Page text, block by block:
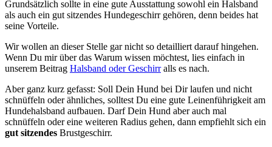
Grundsätzlich sollte in eine gute Ausstattung sowohl ein Halsband
als auch ein gut sitzendes Hundegeschirr gehören, denn beides hat
seine Vorteile.
Wir wollen an dieser Stelle gar nicht so detailliert darauf hingehen.
Wenn Du mir über das Warum wissen möchtest, lies einfach in
unserem Beitrag Halsband oder Geschirralls es nach.
Aber ganz kurz gefasst: Soll Dein Hund bei Dir laufen und nicht
schnüffeln oder ähnliches, solltest Du eine gute Leinenführigkeit am
Hundehalsband aufbauen. Darf Dein Hund aber auch mal
schnüffeln oder eine weiteren Radius gehen, dann empfiehlt sich ein
gut sitzendes Brustgeschirr.